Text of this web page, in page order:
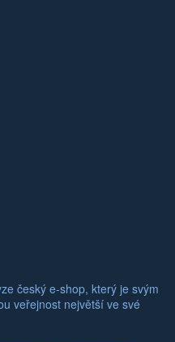
český e-shop, který je svým
veřejnost největší ve své